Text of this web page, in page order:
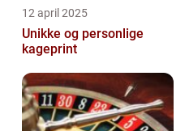
12 april 2025
Unikke og personlige
kageprint